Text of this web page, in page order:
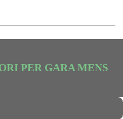
PER GARA MENS